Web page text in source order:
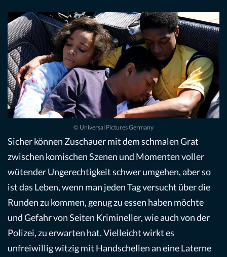
© Universal Pictures Germany
Sicher können Zuschauer mit dem schmalen Grat
zwischen komischen Szenen und Momenten voller
wütender Ungerechtigkeit schwer umgehen, aber so
ist das Leben, wenn man jeden Tag versucht über die
Runden zu kommen, genug zu essen haben möchte
und Gefahr von Seiten Krimineller, wie auch von der
Polizei, zu erwarten hat. Vielleicht wirkt es
unfreiwillig witzig mit Handschellen an eine Laterne